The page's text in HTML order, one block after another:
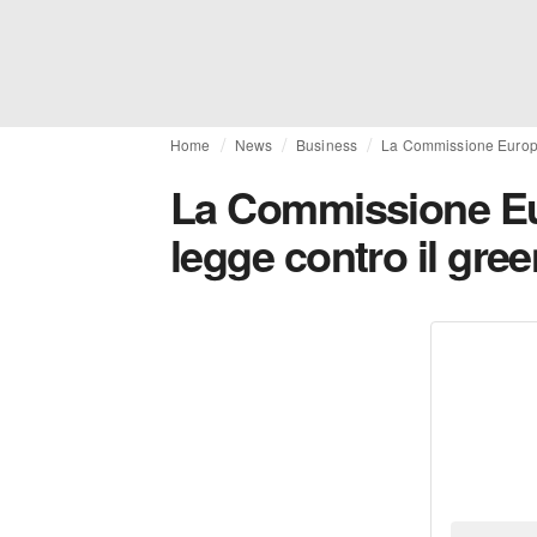
Home News Business La Commissione
La Commissione
legge contro il